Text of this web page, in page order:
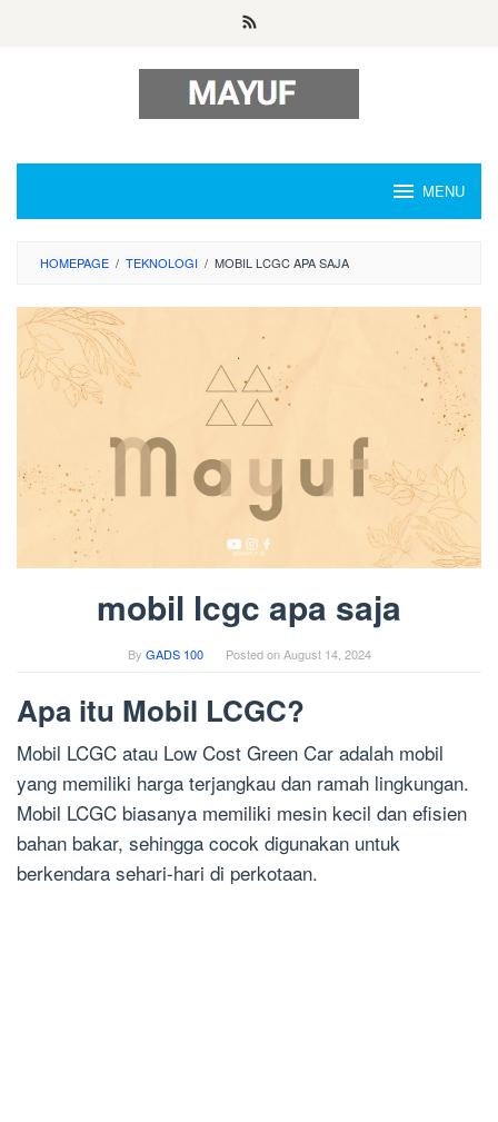
MENU
HOMEPAGE / TEKNOLOGI / MOBIL LCGC APA SAJA
mobil lcgc apa saja
By GADS 100 Posted onAugust 14, 2024
Apa itu Mobil LCGC?
Mobil LCGC atau Low Cost Green Car adalah mobil
yang memiliki harga terjangkau dan ramah lingkungan.
Mobil LCGC biasanya memiliki mesin kecil dan efisien
bahan bakar, sehingga cocok digunakan untuk
berkendara sehari-hari di perkotaan.